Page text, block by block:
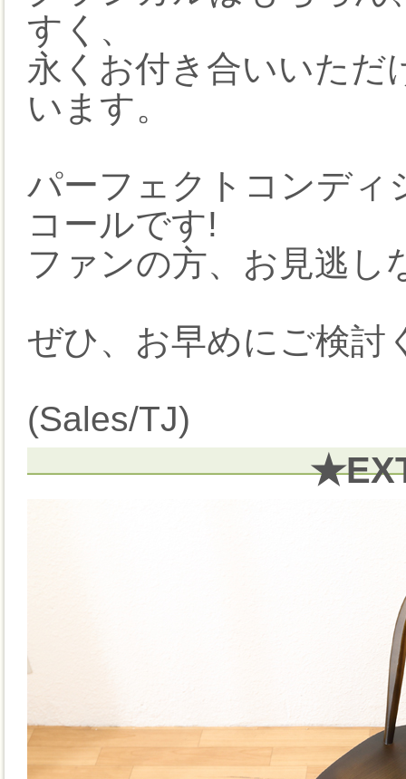
すく、
永くお付き合いいただ
います。
パーフェクトコンディ
コールです!
ファンの方、お見逃し
ぜひ、お早めにご検討
(Sales/TJ)